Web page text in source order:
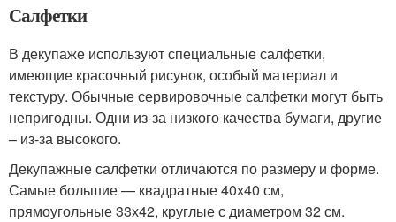
Салфетки
В декупаже используют специальные салфетки,
имеющие красочный рисунок, особый материал и
текстуру. Обычные сервировочные салфетки могут быть
непригодны. Одни из-за низкого качества бумаги, другие
– из-за высокого.
Декупажные салфетки отличаются по размеру и форме.
Самые большие — квадратные 40х40 см,
прямоугольные 33х42, круглые с диаметром 32 см.